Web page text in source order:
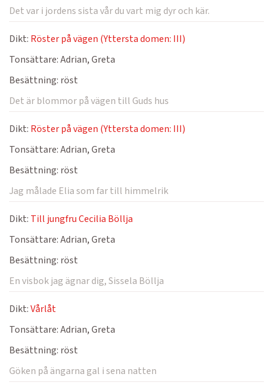
Det var i jordens sista vår du vart mig dyr och kär.
Dikt: Röster på vägen (Yttersta domen: III)
Tonsättare:Adrian, Greta
Besättning: röst
Det är blommor på vägen till Guds hus
Dikt: Röster på vägen (Yttersta domen: III)
Tonsättare:Adrian, Greta
Besättning: röst
Jag målade Elia som far till himmelrik
Dikt: Till jungfru Cecilia Böllja
Tonsättare:Adrian, Greta
Besättning: röst
En visbok jag ägnar dig, Sissela Böllja
Dikt:Vårlåt
Tonsättare:Adrian, Greta
Besättning: röst
Göken på ängarna gal i sena natten